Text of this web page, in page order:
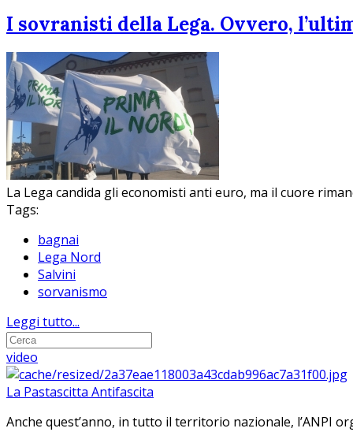
I sovranisti della Lega. Ovvero,
La Lega candida gli economisti anti euro, ma il cuore
Tags:
bagnai
Lega Nord
Salvini
sorvanismo
Leggi tutto...
video
La Pastascitta Antifascita
Anche quest’anno, in tutto il territorio nazionale, l’ANPI